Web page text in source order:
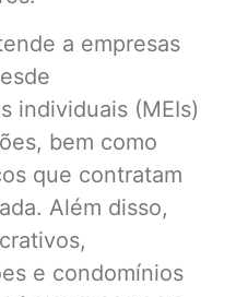
a empresas
individuais (MEIs)
bem como
que contratam
Além disso,
e condomínios